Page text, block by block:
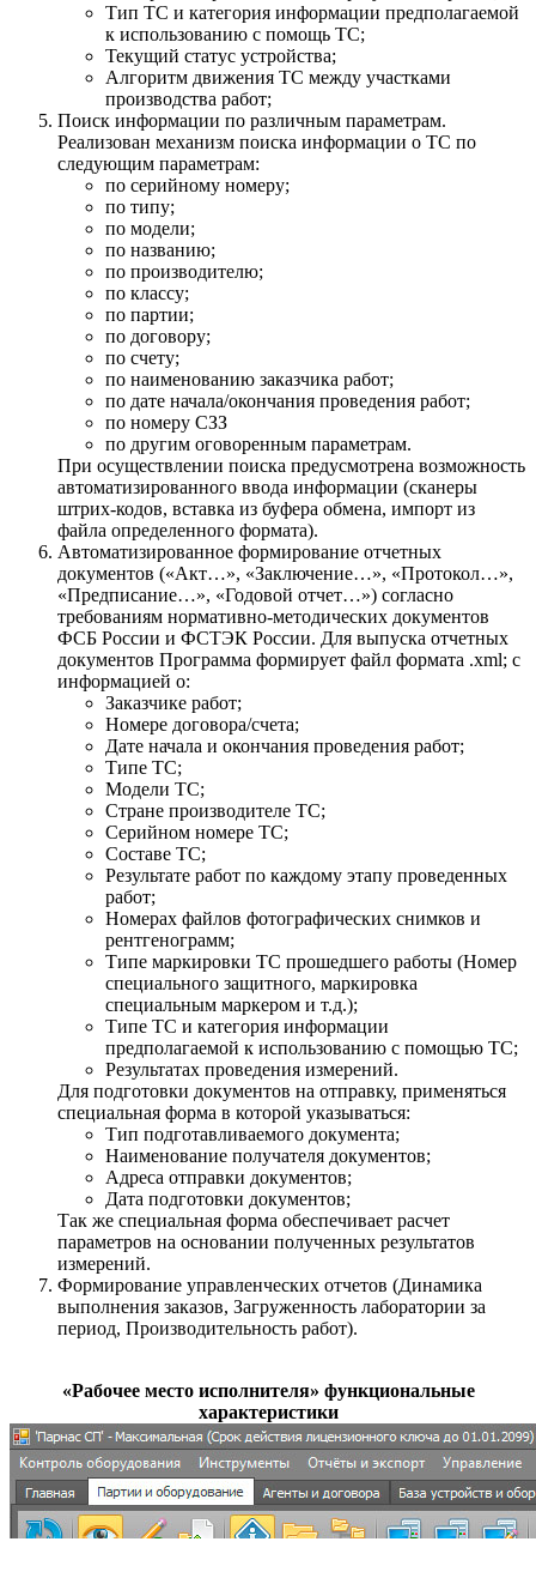
Тип ТС и категория информации предполагаемой
к использованию с помощь ТС;
Текущий статус устройства;
Алгоритм движения ТС между участками
производства работ;
Поиск информации по различным параметрам.
Реализован механизм поиска информации о ТС по
следующим параметрам:
по серийному номеру;
по типу;
по модели;
по названию;
по производителю;
по классу;
по партии;
по договору;
по счету;
по наименованию заказчика работ;
по дате начала/окончания проведения работ;
по номеру СЗЗ
по другим оговоренным параметрам.
При осуществлении поиска предусмотрена возможность
автоматизированного ввода информации (сканеры
штрих-кодов, вставка из буфера обмена, импорт из
файла определенного формата).
Автоматизированное формирование отчетных
документов («Акт…», «Заключение…», «Протокол…»,
«Предписание…», «Годовой отчет…») согласно
требованиям нормативно-методических документов
ФСБ России и ФСТЭК России. Для выпуска отчетных
документов Программа формирует файл формата .xml; с
информацией о:
Заказчике работ;
Номере договора/счета;
Дате начала и окончания проведения работ;
Типе ТС;
Модели ТС;
Стране производителе ТС;
Серийном номере ТС;
Составе ТС;
Результате работ по каждому этапу проведенных
работ;
Номерах файлов фотографических снимков и
рентгенограмм;
Типе маркировки ТС прошедшего работы (Номер
специального защитного, маркировка
специальным маркером и т.д.);
Типе ТС и категория информации
предполагаемой к использованию с помощью ТС;
Результатах проведения измерений.
Для подготовки документов на отправку, применяться
специальная форма в которой указываться:
Тип подготавливаемого документа;
Наименование получателя документов;
Адреса отправки документов;
Дата подготовки документов;
Так же специальная форма обеспечивает расчет
параметров на основании полученных результатов
измерений.
Формирование управленческих отчетов (Динамика
выполнения заказов, Загруженность лаборатории за
период, Производительность работ).
«Рабочее место исполнителя» функциональные
характеристики